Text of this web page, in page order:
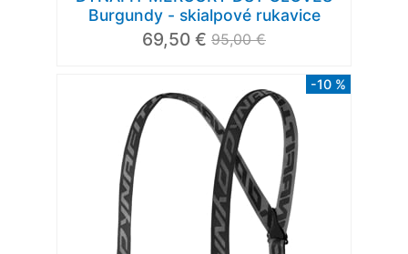
Burgundy - skialpové rukavice
69,50 € 95,00 €
-10 %